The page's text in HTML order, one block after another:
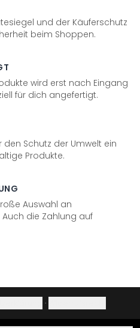
und der Käuferschutz
beim Shoppen.
wird erst nach Eingang
für dich angefertigt.
den Schutz der Umwelt ein
Produkte.
Auswahl an
die Zahlung auf
·